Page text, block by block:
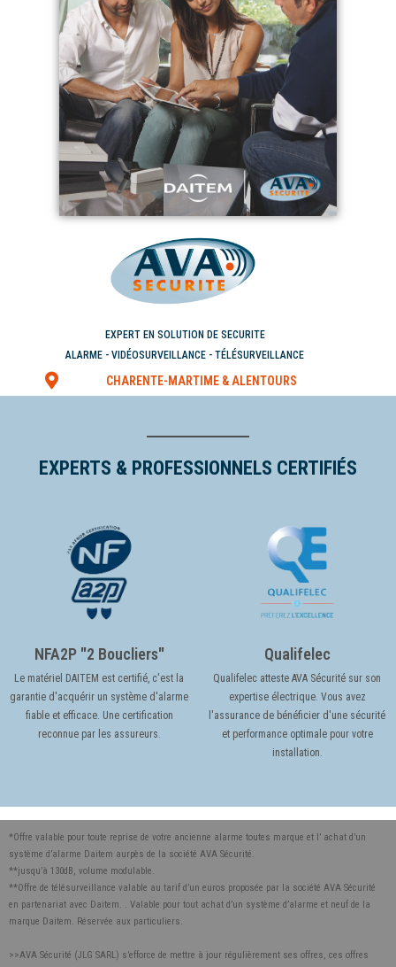
EXPERT EN SOLUTION DE SECURITE
ALARME - VIDÉOSURVEILLANCE - TÉLÉSURVEILLANCE
CHARENTE-MARTIME & ALENTOURS
EXPERTS & PROFESSIONNELS CERTIFIÉS
NFA2P "2 Boucliers"
Le matériel DAITEM est certifié, c'est la
garantie d'acquérir un système d'alarme
fiable et efficace. Une certification
reconnue par les assureurs.
Qualifelec
Qualifelec atteste AVA Sécurité sur son
expertise électrique. Vous avez
l'assurance de bénéficier d'une sécurité
et performance optimale pour votre
installation.
*Offre valable pour toute reprise de votre ancienne alarme toutes marque et l’ achat d’un
système d’alarme Daitem aurpès de la société AVA Sécurité.
**jusqu’à 130dB, volume modulable.
**Offre de télésurveillance valable au tarif d’un euros proposée par la société AVA Sécurité
en partenariat avec Daitem. . Valable pour tout achat d’un système d’alarme et neuf de la
marque Daitem. Réservée aux particuliers.
>>AVA Sécurité (JLG SARL) s’efforce de mettre à jour régulièrement ses offres, ces offres